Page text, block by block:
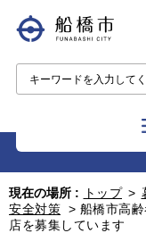
現在の場所 : トップ >
安全対策 > 船橋市高
店を募集しています